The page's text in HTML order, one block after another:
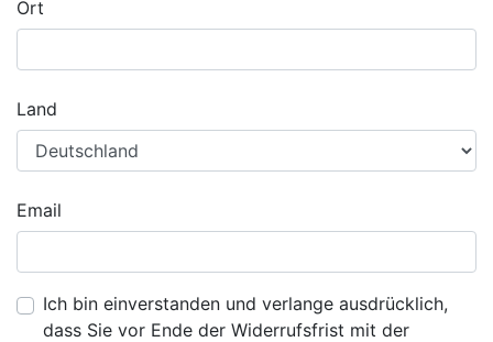
Ort
Land
Email
Ich bin einverstanden und verlange ausdrücklich,
dass Sie vor Ende der Widerrufsfrist mit der